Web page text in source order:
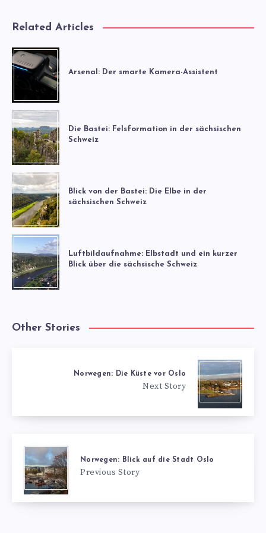
Related Articles
Arsenal: Der smarte Kamera-Assistent
Die Bastei: Felsformation in der sächsischen
Schweiz
Blick von der Bastei: Die Elbe in der
sächsischen Schweiz
Luftbildaufnahme: Elbstadt und ein kurzer
Blick über die sächsische Schweiz
Other Stories
Norwegen: Die Küste vor Oslo
Next Story
Norwegen: Blick auf die Stadt Oslo
Previous Story